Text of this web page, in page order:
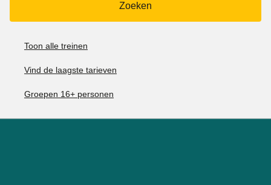
Zoeken
Toon alle treinen
Vind de laagste tarieven
Groepen 16+ personen